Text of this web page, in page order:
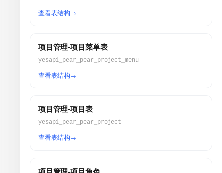
查看表结构
项目管理-项目菜单表
yesapi_pear_pear_project_menu
查看表结构
项目管理-项目表
yesapi_pear_pear_project
查看表结构